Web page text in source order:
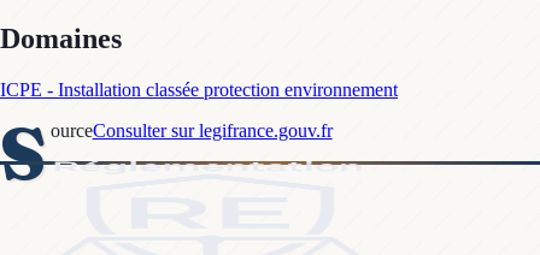
Domaines
ICPE - Installation classée protection environnement
S ourceConsulter sur legifrance.gouv.fr